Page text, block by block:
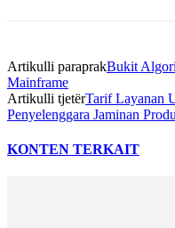
Artikulli paraprakBukit
Mainframe
Artikulli tjetërTarif Layanan
Penyelenggara Jaminan
KONTEN TERKAIT